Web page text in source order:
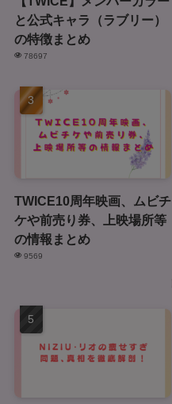
と公式キャラ（ラブリー）
の特徴まとめ
78697
TWICE10周年映画、ムビチ
ケや前売り券、上映場所等
の情報まとめ
9569